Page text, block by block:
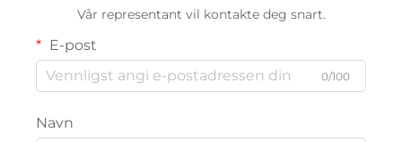
varmeisolasjon
Vår representant vil kontakte deg snart.
E-post
0/100
Navn